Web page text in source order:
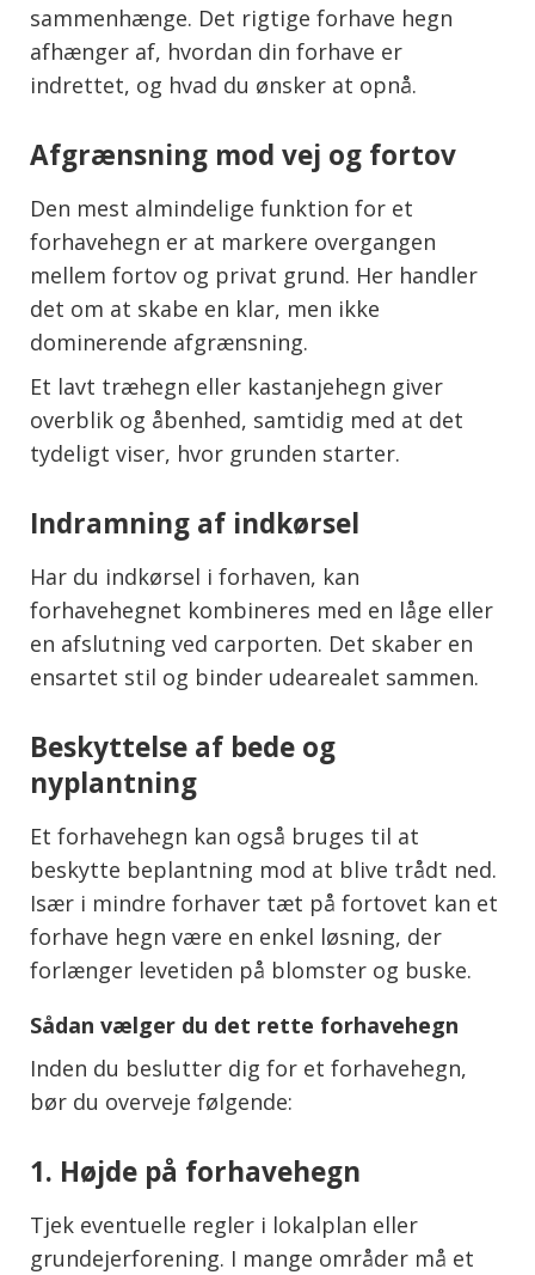
sammenhænge. Det rigtige forhave hegn
afhænger af, hvordan din forhave er
indrettet, og hvad du ønsker at opnå.
Afgrænsning mod vej og fortov
Den mest almindelige funktion for et
forhavehegn er at markere overgangen
mellem fortov og privat grund. Her handler
det om at skabe en klar, men ikke
dominerende afgrænsning.
Et lavt træhegn eller kastanjehegn giver
overblik og åbenhed, samtidig med at det
tydeligt viser, hvor grunden starter.
Indramning af indkørsel
Har du indkørsel i forhaven, kan
forhavehegnet kombineres med en låge eller
en afslutning ved carporten. Det skaber en
ensartet stil og binder udearealet sammen.
Beskyttelse af bede og
nyplantning
Et forhavehegn kan også bruges til at
beskytte beplantning mod at blive trådt ned.
Især i mindre forhaver tæt på fortovet kan et
forhave hegn være en enkel løsning, der
forlænger levetiden på blomster og buske.
Sådan vælger du det rette forhavehegn
Inden du beslutter dig for et forhavehegn,
bør du overveje følgende:
1. Højde på forhavehegn
Tjek eventuelle regler i lokalplan eller
grundejerforening. I mange områder må et